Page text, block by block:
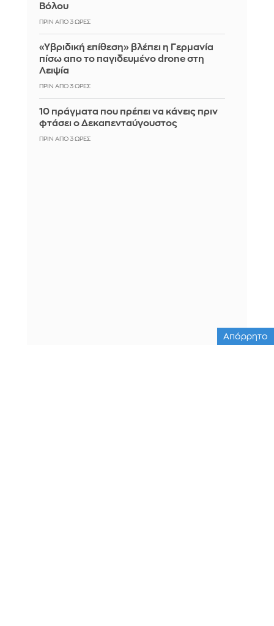
Βόλου
ΠΡΙΝ ΑΠΌ 3 ΏΡΕΣ
«Υβριδική επίθεση» βλέπει η Γερμανία
πίσω απο το παγιδευμένο drone στη
Λειψία
ΠΡΙΝ ΑΠΌ 3 ΏΡΕΣ
10 πράγματα που πρέπει να κάνεις πριν
φτάσει ο Δεκαπενταύγουστος
ΠΡΙΝ ΑΠΌ 3 ΏΡΕΣ
Απόρρητο